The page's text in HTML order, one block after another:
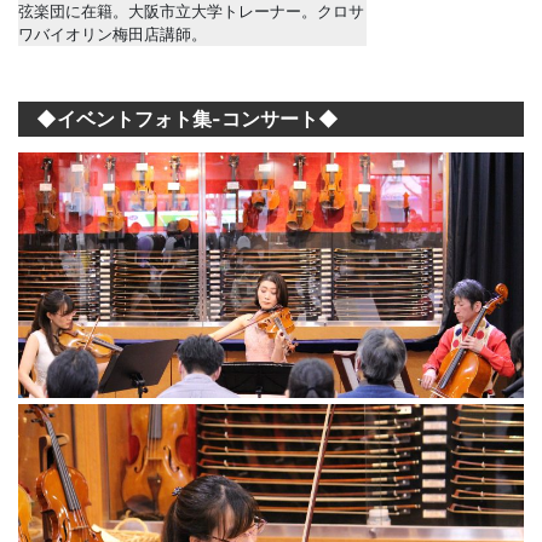
弦楽団に在籍。大阪市立大学トレーナー。クロサ
ワバイオリン梅田店講師。
◆イベントフォト集-コンサート◆